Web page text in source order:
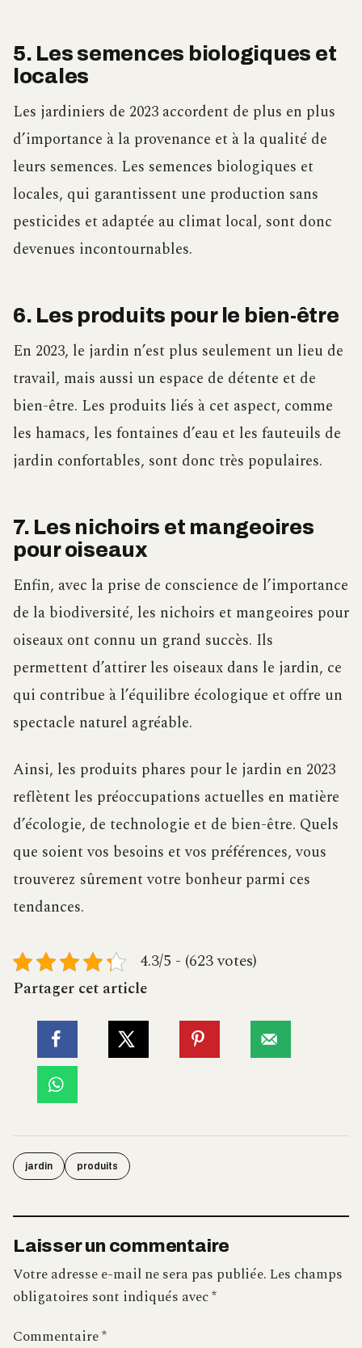
5. Les semences biologiques et
locales
Les jardiniers de 2023 accordent de plus en plus
d’importance à la provenance et à la qualité de
leurs semences. Les semences biologiques et
locales, qui garantissent une production sans
pesticides et adaptée au climat local, sont donc
devenues incontournables.
6. Les produits pour le bien-être
En 2023, le jardin n’est plus seulement un lieu de
travail, mais aussi un espace de détente et de
bien-être. Les produits liés à cet aspect, comme
les hamacs, les fontaines d’eau et les fauteuils de
jardin confortables, sont donc très populaires.
7. Les nichoirs et mangeoires
pour oiseaux
Enfin, avec la prise de conscience de l’importance
de la biodiversité, les nichoirs et mangeoires pour
oiseaux ont connu un grand succès. Ils
permettent d’attirer les oiseaux dans le jardin, ce
qui contribue à l’équilibre écologique et offre un
spectacle naturel agréable.
Ainsi, les produits phares pour le jardin en 2023
reflètent les préoccupations actuelles en matière
d’écologie, de technologie et de bien-être. Quels
que soient vos besoins et vos préférences, vous
trouverez sûrement votre bonheur parmi ces
tendances.
4.3/5 - (623 votes)
Partager cet article
jardin produits
Laisser un commentaire
Votre adresse e-mail ne sera pas publiée.Les champs
obligatoires sont indiqués avec*
Commentaire*